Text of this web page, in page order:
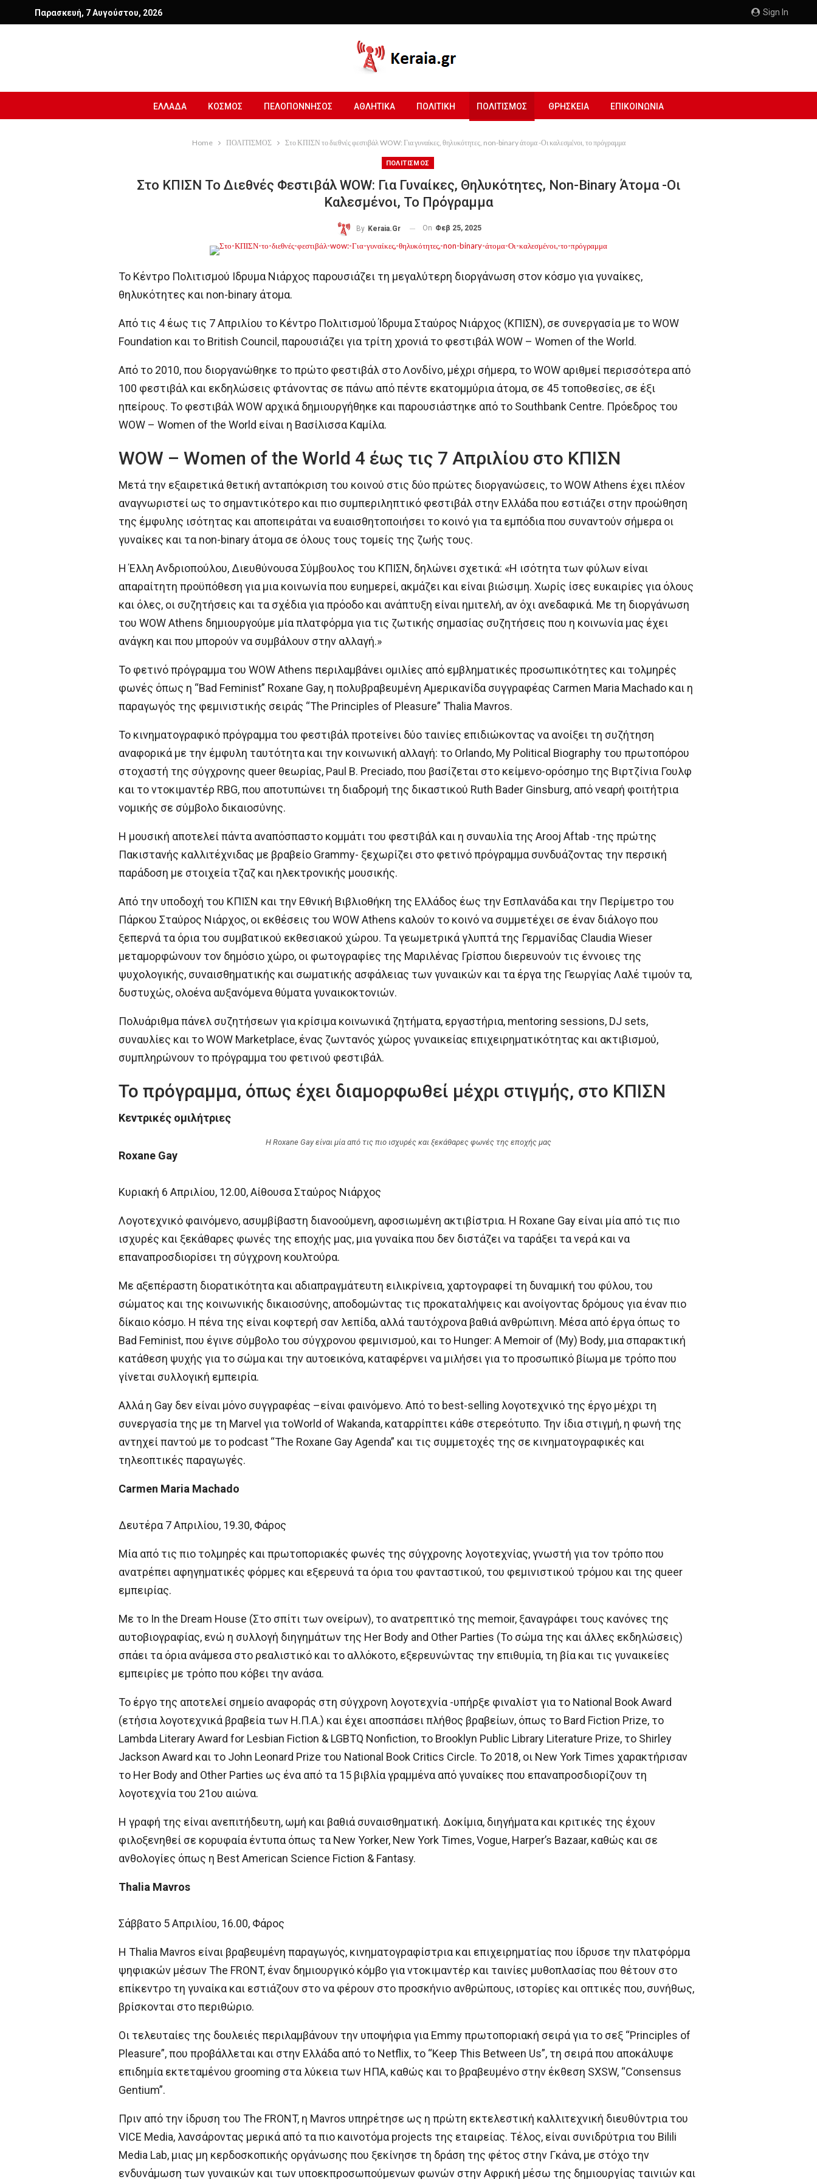
Sign In
Παρασκευή, 7 Αυγούστου, 2026
ΕΛΛΑΔΑ ΚΟΣΜΟΣ ΠΕΛΟΠΟΝΝΗΣΟΣ ΑΘΛΗΤΙΚΑ ΠΟΛΙΤΙΚΗ ΠΟΛΙΤΙΣΜΟΣ ΘΡΗΣΚΕΙΑ ΕΠΙΚΟΙΝΩΝΙΑ
Home ΠΟΛΙΤΙΣΜΟΣ Στο ΚΠΙΣΝ το διεθνές φεστιβάλ WOW: Για γυναίκες, θηλυκότητες, non-binary άτομα -Οι καλεσμένοι, το πρόγραμμα
ΠΟΛΙΤΙΣΜΟΣ
Στο ΚΠΙΣΝ Το Διεθνές Φεστιβάλ WOW: Για Γυναίκες, Θηλυκότητες, Non-Binary Άτομα -Οι
Καλεσμένοι, Το Πρόγραμμα
By Keraia.gr On Φεβ 25, 2025
Το Κέντρο Πολιτισμού Ιδρυμα Νιάρχος παρουσιάζει τη μεγαλύτερη διοργάνωση στον κόσμο για γυναίκες,
θηλυκότητες και non-binary άτομα.
Από τις 4 έως τις 7 Απριλίου το Κέντρο Πολιτισμού Ίδρυμα Σταύρος Νιάρχος (ΚΠΙΣΝ), σε συνεργασία με το WOW
Foundation και το British Council, παρουσιάζει για τρίτη χρονιά το φεστιβάλ WOW – Women of the World.
Από το 2010, που διοργανώθηκε το πρώτο φεστιβάλ στο Λονδίνο, μέχρι σήμερα, το WOW αριθμεί περισσότερα από
100 φεστιβάλ και εκδηλώσεις φτάνοντας σε πάνω από πέντε εκατομμύρια άτομα, σε 45 τοποθεσίες, σε έξι
ηπείρους. To φεστιβάλ WOW αρχικά δημιουργήθηκε και παρουσιάστηκε από το Southbank Centre. Πρόεδρος του
WOW – Women of the World είναι η Βασίλισσα Καμίλα.
WOW – Women of the World 4 έως τις 7 Απριλίου στο ΚΠΙΣΝ
Μετά την εξαιρετικά θετική ανταπόκριση του κοινού στις δύο πρώτες διοργανώσεις, το WOW Athens έχει πλέον
αναγνωριστεί ως το σημαντικότερο και πιο συμπεριληπτικό φεστιβάλ στην Ελλάδα που εστιάζει στην προώθηση
της έμφυλης ισότητας και αποπειράται να ευαισθητοποιήσει το κοινό για τα εμπόδια που συναντούν σήμερα οι
γυναίκες και τα non-binary άτομα σε όλους τους τομείς της ζωής τους.
Η Έλλη Ανδριοπούλου, Διευθύνουσα Σύμβουλος του ΚΠΙΣΝ, δηλώνει σχετικά: «H ισότητα των φύλων είναι
απαραίτητη προϋπόθεση για μια κοινωνία που ευημερεί, ακμάζει και είναι βιώσιμη. Χωρίς ίσες ευκαιρίες για όλους
και όλες, οι συζητήσεις και τα σχέδια για πρόοδο και ανάπτυξη είναι ημιτελή, αν όχι ανεδαφικά. Με τη διοργάνωση
του WOW Athens δημιουργούμε μία πλατφόρμα για τις ζωτικής σημασίας συζητήσεις που η κοινωνία μας έχει
ανάγκη και που μπορούν να συμβάλουν στην αλλαγή.»
Το φετινό πρόγραμμα του WOW Athens περιλαμβάνει ομιλίες από εμβληματικές προσωπικότητες και τολμηρές
φωνές όπως η “Bad Feminist” Roxane Gay, η πολυβραβευμένη Αμερικανίδα συγγραφέας Carmen Maria Machado και η
παραγωγός της φεμινιστικής σειράς “The Principles of Pleasure” Thalia Mavros.
Το κινηματογραφικό πρόγραμμα του φεστιβάλ προτείνει δύο ταινίες επιδιώκοντας να ανοίξει τη συζήτηση
αναφορικά με την έμφυλη ταυτότητα και την κοινωνική αλλαγή: το Orlando, My Political Biography του πρωτοπόρου
στοχαστή της σύγχρονης queer θεωρίας, Paul B. Preciado, που βασίζεται στο κείμενο-ορόσημο της Βιρτζίνια Γουλφ
και το ντοκιμαντέρ RBG, που αποτυπώνει τη διαδρομή της δικαστικού Ruth Bader Ginsburg, από νεαρή φοιτήτρια
νομικής σε σύμβολο δικαιοσύνης.
Η μουσική αποτελεί πάντα αναπόσπαστο κομμάτι του φεστιβάλ και η συναυλία της Arooj Aftab -της πρώτης
Πακιστανής καλλιτέχνιδας με βραβείο Grammy- ξεχωρίζει στο φετινό πρόγραμμα συνδυάζοντας την περσική
παράδοση με στοιχεία τζαζ και ηλεκτρονικής μουσικής.
Από την υποδοχή του ΚΠΙΣΝ και την Εθνική Βιβλιοθήκη της Ελλάδος έως την Εσπλανάδα και την Περίμετρο του
Πάρκου Σταύρος Νιάρχος, οι εκθέσεις του WOW Athens καλούν το κοινό να συμμετέχει σε έναν διάλογο που
ξεπερνά τα όρια του συμβατικού εκθεσιακού χώρου. Tα γεωμετρικά γλυπτά της Γερμανίδας Claudia Wieser
μεταμορφώνουν τον δημόσιο χώρο, οι φωτογραφίες της Μαριλένας Γρίσπου διερευνούν τις έννοιες της
ψυχολογικής, συναισθηματικής και σωματικής ασφάλειας των γυναικών και τα έργα της Γεωργίας Λαλέ τιμούν τα,
δυστυχώς, ολοένα αυξανόμενα θύματα γυναικοκτονιών.
Πολυάριθμα πάνελ συζητήσεων για κρίσιμα κοινωνικά ζητήματα, εργαστήρια, mentoring sessions, DJ sets,
συναυλίες και το WOW Marketplace, ένας ζωντανός χώρος γυναικείας επιχειρηματικότητας και ακτιβισμού,
συμπληρώνουν το πρόγραμμα του φετινού φεστιβάλ.
Το πρόγραμμα, όπως έχει διαμορφωθεί μέχρι στιγμής, στο ΚΠΙΣΝ
Κεντρικές ομιλήτριες
Η Roxane Gay είναι μία από τις πιο ισχυρές και ξεκάθαρες φωνές της εποχής μας
Roxane Gay
Κυριακή 6 Απριλίου, 12.00, Αίθουσα Σταύρος Νιάρχος
Λογοτεχνικό φαινόμενο, ασυμβίβαστη διανοούμενη, αφοσιωμένη ακτιβίστρια. Η Roxane Gay είναι μία από τις πιο
ισχυρές και ξεκάθαρες φωνές της εποχής μας, μια γυναίκα που δεν διστάζει να ταράξει τα νερά και να
επαναπροσδιορίσει τη σύγχρονη κουλτούρα.
Με αξεπέραστη διορατικότητα και αδιαπραγμάτευτη ειλικρίνεια, χαρτογραφεί τη δυναμική του φύλου, του
σώματος και της κοινωνικής δικαιοσύνης, αποδομώντας τις προκαταλήψεις και ανοίγοντας δρόμους για έναν πιο
δίκαιο κόσμο. Η πένα της είναι κοφτερή σαν λεπίδα, αλλά ταυτόχρονα βαθιά ανθρώπινη. Μέσα από έργα όπως το
Bad Feminist, που έγινε σύμβολο του σύγχρονου φεμινισμού, και το Hunger: A Memoir of (My) Body, μια σπαρακτική
κατάθεση ψυχής για το σώμα και την αυτοεικόνα, καταφέρνει να μιλήσει για το προσωπικό βίωμα με τρόπο που
γίνεται συλλογική εμπειρία.
Αλλά η Gay δεν είναι μόνο συγγραφέας –είναι φαινόμενο. Από το best-selling λογοτεχνικό της έργο μέχρι τη
συνεργασία της με τη Marvel για τοWorld of Wakanda, καταρρίπτει κάθε στερεότυπο. Την ίδια στιγμή, η φωνή της
αντηχεί παντού με το podcast “The Roxane Gay Agenda” και τις συμμετοχές της σε κινηματογραφικές και
τηλεοπτικές παραγωγές.
Carmen Maria Machado
Δευτέρα 7 Απριλίου, 19.30, Φάρος
Μία από τις πιο τολμηρές και πρωτοποριακές φωνές της σύγχρονης λογοτεχνίας, γνωστή για τον τρόπο που
ανατρέπει αφηγηματικές φόρμες και εξερευνά τα όρια του φανταστικού, του φεμινιστικού τρόμου και της queer
εμπειρίας.
Με το In the Dream House (Στο σπίτι των ονείρων), το ανατρεπτικό της memoir, ξαναγράφει τους κανόνες της
αυτοβιογραφίας, ενώ η συλλογή διηγημάτων της Her Body and Other Parties (Το σώμα της και άλλες εκδηλώσεις)
σπάει τα όρια ανάμεσα στο ρεαλιστικό και το αλλόκοτο, εξερευνώντας την επιθυμία, τη βία και τις γυναικείες
εμπειρίες με τρόπο που κόβει την ανάσα.
Το έργο της αποτελεί σημείο αναφοράς στη σύγχρονη λογοτεχνία -υπήρξε φιναλίστ για το National Book Award
(ετήσια λογοτεχνικά βραβεία των Η.Π.Α.) και έχει αποσπάσει πλήθος βραβείων, όπως το Bard Fiction Prize, το
Lambda Literary Award for Lesbian Fiction & LGBTQ Nonfiction, το Brooklyn Public Library Literature Prize, το Shirley
Jackson Award και το John Leonard Prize του National Book Critics Circle. Το 2018, οι New York Times χαρακτήρισαν
το Her Body and Other Parties ως ένα από τα 15 βιβλία γραμμένα από γυναίκες που επαναπροσδιορίζουν τη
λογοτεχνία του 21ου αιώνα.
Η γραφή της είναι ανεπιτήδευτη, ωμή και βαθιά συναισθηματική. Δοκίμια, διηγήματα και κριτικές της έχουν
φιλοξενηθεί σε κορυφαία έντυπα όπως τα New Yorker, New York Times, Vogue, Harper’s Bazaar, καθώς και σε
ανθολογίες όπως η Best American Science Fiction & Fantasy.
Thalia Mavros
Σάββατο 5 Απριλίου, 16.00, Φάρος
Η Thalia Mavros είναι βραβευμένη παραγωγός, κινηματογραφίστρια και επιχειρηματίας που ίδρυσε την πλατφόρμα
ψηφιακών μέσων The FRONT, έναν δημιουργικό κόμβο για ντοκιμαντέρ και ταινίες μυθοπλασίας που θέτουν στο
επίκεντρο τη γυναίκα και εστιάζουν στο να φέρουν στο προσκήνιο ανθρώπους, ιστορίες και οπτικές που, συνήθως,
βρίσκονται στο περιθώριο.
Οι τελευταίες της δουλειές περιλαμβάνουν την υποψήφια για Emmy πρωτοποριακή σειρά για το σεξ “Principles of
Pleasure”, που προβάλλεται και στην Ελλάδα από το Netflix, το “Keep This Between Us”, τη σειρά που αποκάλυψε
επιδημία εκτεταμένου grooming στα λύκεια των ΗΠΑ, καθώς και το βραβευμένο στην έκθεση SXSW, “Consensus
Gentium”.
Πριν από την ίδρυση του The FRONT, η Mavros υπηρέτησε ως η πρώτη εκτελεστική καλλιτεχνική διευθύντρια του
VICE Media, λανσάροντας μερικά από τα πιο καινοτόμα projects της εταιρείας. Τέλος, είναι συνιδρύτρια του Bilili
Media Lab, μιας μη κερδοσκοπικής οργάνωσης που ξεκίνησε τη δράση της φέτος στην Γκάνα, με στόχο την
ενδυνάμωση των γυναικών και των υποεκπροσωπούμενων φωνών στην Αφρική μέσω της δημιουργίας ταινιών και